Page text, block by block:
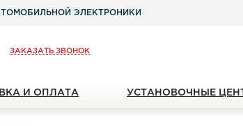
ЭЛЕКТРОНИКИ
ЗАКАЗАТЬ ЗВОНОК
И ОПЛАТА УСТАНОВОЧНЫЕ